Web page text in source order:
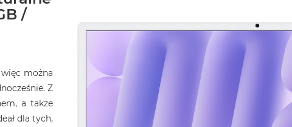
/
można
Z
a także
dla tych,